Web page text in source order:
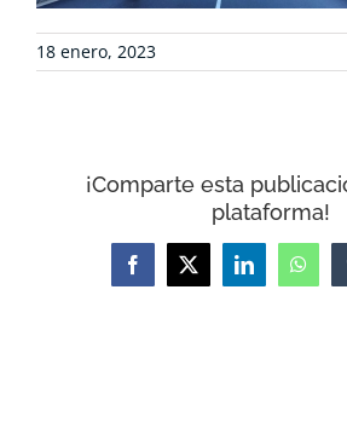
NOTICIAS
18 enero, 2023
¡Comparte esta
plataforma!
Facebook
X LinkedIn